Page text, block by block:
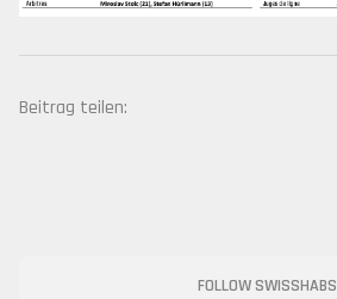
Beitrag teilen:
FOLLOW SWISSHABS